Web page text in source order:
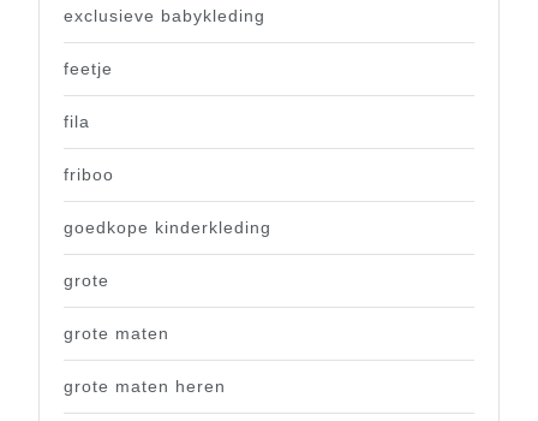
exclusieve babykleding
feetje
fila
friboo
goedkope kinderkleding
grote
grote maten
grote maten heren